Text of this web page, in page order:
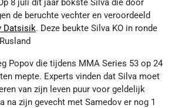
de beruchte vechter en veroordeeld
Datsisik. Deze beukte Silva KO in ronde
Popov die tijdens MMA Series 53 op 24
mepte. Experts vinden dat Silva moet
van zijn leven puur voor geldelijk
na zijn gevecht met Samedov er nog 1